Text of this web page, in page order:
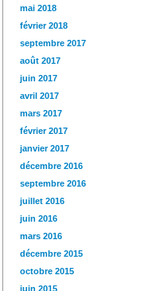
mai 2018
février 2018
septembre 2017
août 2017
juin 2017
avril 2017
mars 2017
février 2017
janvier 2017
décembre 2016
septembre 2016
juillet 2016
juin 2016
mars 2016
décembre 2015
octobre 2015
juin 2015